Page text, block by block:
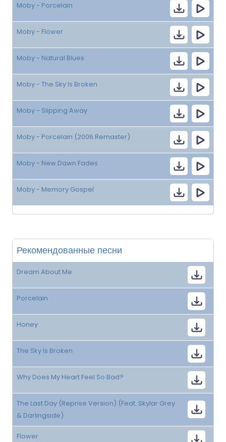
Moby - Porcelain
Moby - Flower
Moby - Natural Blues
Moby - The Sky Is Broken
Moby - Slipping Away
Moby - Porcelain (2006 Remaster)
Moby - New Dawn Fades
Moby - Memory Gospel
Рекомендованные песни
Dream About Me
Porcelain
Honey
The Sky Is Broken
Why Does My Heart Feel So Bad?
The Last Day (Reprise Version) (Feat. Skylar Grey
& Darlingside)
Flower